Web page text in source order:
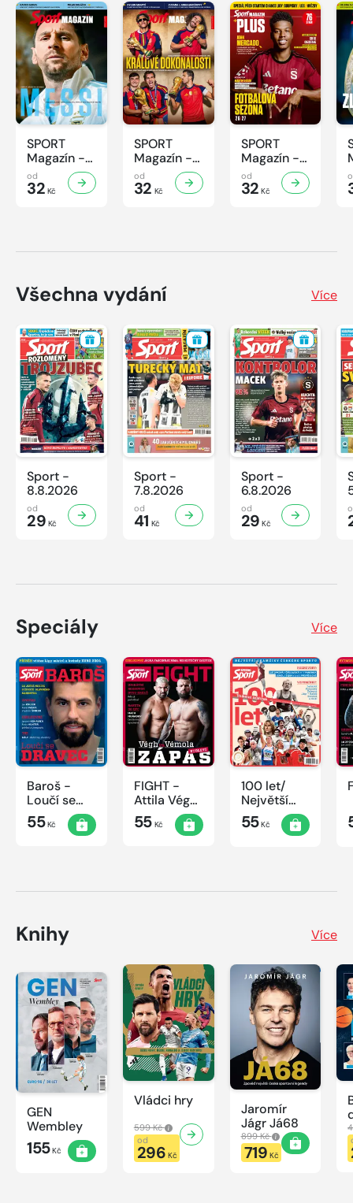
SPORT
Magazín -
32/2026
od
32 Kč
SPORT
Magazín -
31/2026
od
32 Kč
SPORT
Magazín -
30/2026
od
32 Kč
Všechna vydání Více
Sport -
8.8.2026
od
29 Kč
Sport -
7.8.2026
od
41 Kč
Sport -
6.8.2026
od
29 Kč
Speciály Více
Baroš -
Loučí se
dravec
55Kč
FIGHT -
Attila Végh
vs. Karlos
Vémola
55Kč
100 let/
Největší
okamžiky
českého
55Kč
Knihy Více
GEN
Wembley
155Kč
Vládci hry
599 Kč
od
296 Kč
Jaromír
Jágr Já68
899 Kč
719 Kč